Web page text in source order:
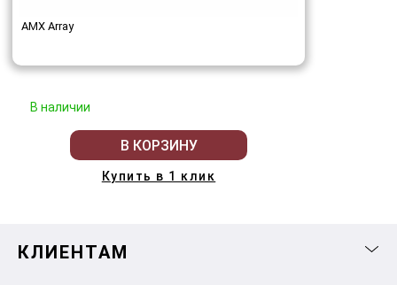
AMX Array
В наличии
В КОРЗИНУ
Купить в 1 клик
КЛИЕНТАМ